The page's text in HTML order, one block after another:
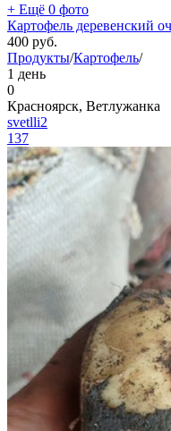
+ Ещё 0 фото
Картофель деревенский
400 руб.
Продукты/Картофель/
1 день
0
Красноярск, Ветлужанка
svetlli2
137